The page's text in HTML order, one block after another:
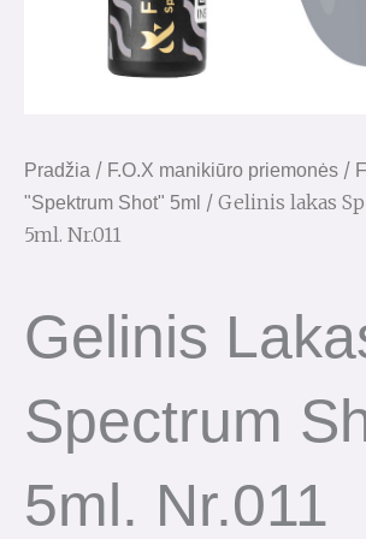
Pradžia / F.O.X manikiūro priemonės /
"Spektrum Shot" 5ml / Gelinis lakas
5ml. Nr.011
Gelinis
Spectrum
5ml. Nr.011